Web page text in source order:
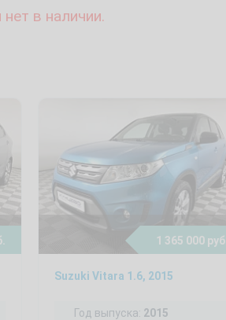
в наличии.
1 365 000 руб.
Suzuki Vitara 1.6, 2015
Год выпуска: 2015